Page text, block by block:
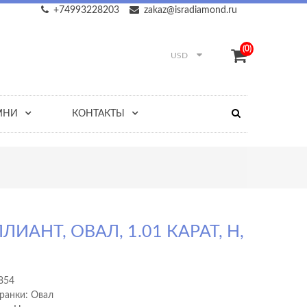
zakaz@isradiamond.ru
+74993228203
USD
(0)
КОНТАКТЫ
ОВАЛ, 1.01 КАРАТ, H,
Овал